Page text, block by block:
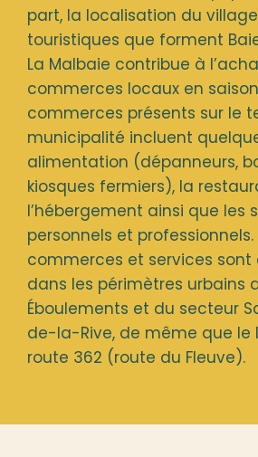
part, la localisation du
touristiques que forment
La Malbaie contribue à
commerces locaux en
commerces présents sur le
municipalité incluent
alimentation (dépanneurs,
kiosques fermiers), la
l’hébergement ainsi que les
personnels et
commerces et services sont
dans les périmètres urbains
Éboulements et du secteur
de-la-Rive, de même que le
route 362 (route du Fleuve).